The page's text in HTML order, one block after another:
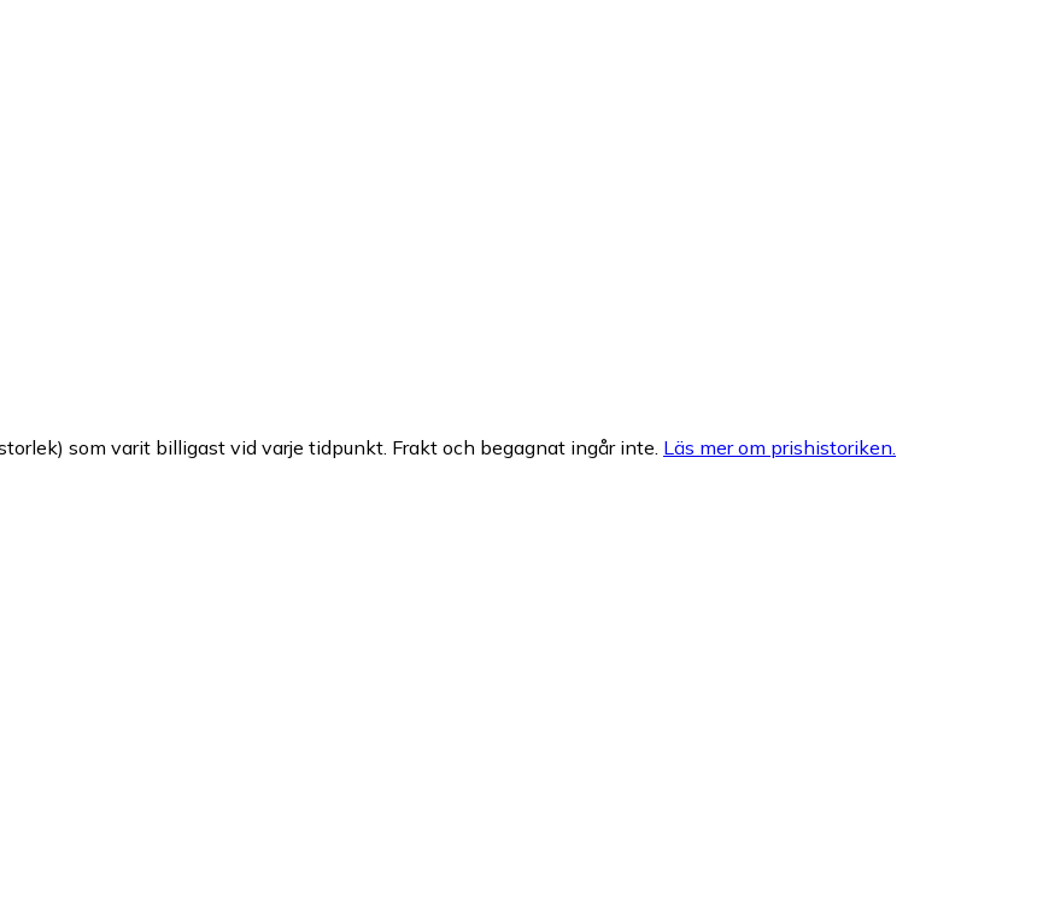
som varit billigast vid varje tidpunkt. Frakt och begagnat ingår inte. Läs mer om prishistoriken.